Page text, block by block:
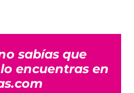
sabías que
encuentras en